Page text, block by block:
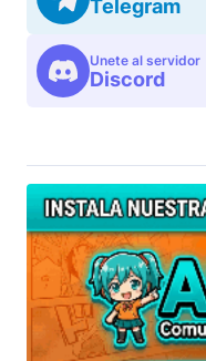
Telegram
Unete al servidor
Discord